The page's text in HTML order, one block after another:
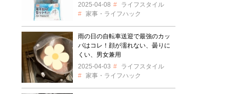
2025-04-08
ライフスタイル
家事・ライフハック
雨の日の自転車送迎で最強のカッ
パはコレ！顔が濡れない、曇りに
くい、男女兼用
2025-04-03
ライフスタイル
家事・ライフハック